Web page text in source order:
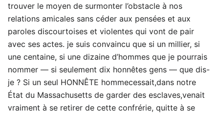
trouver le moyen de surmonter l’obstacle à nos
relations amicales sans céder aux pensées et aux
paroles discourtoises et violentes qui vont de pair
avec ses actes. je suis convaincu que si un millier, si
une centaine, si une dizaine d’hommes que je pourrais
nommer — si seulement dix honnêtes gens — que dis-
je ? Si un seul HONNÊTE hommecessait,dans notre
État du Massachusetts de garder des esclaves,venait
vraiment à se retirer de cette confrérie, quitte à se